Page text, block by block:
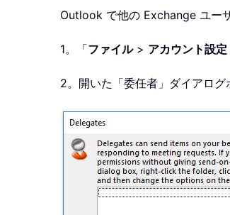
Outlook で他の Exchange ユー
1。「ファイル> アカウント設定
2。開いた「委任者」ダイアログ